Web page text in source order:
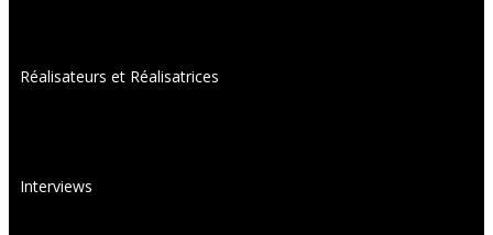
Réalisateurs et Réalisatrices
Interviews